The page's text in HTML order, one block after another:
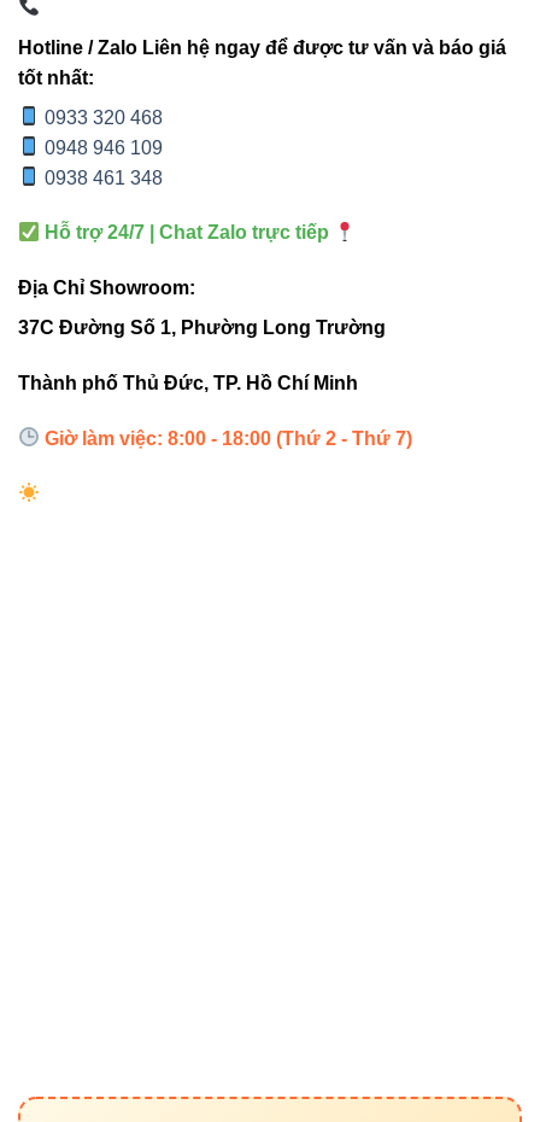
CRI >80 70-80
4. Hướng dẫn lắp đặt & sử dụng
Khoét lỗ âm trần đúng kích thước Ø160mm.
Lắp đèn cố định, tránh rung lắc hoặc hư hại chip
Kết hợp vớiĐèn led panel Vinaled
Đèn đường Vinaled
Hotline / Zalo Liên hệ ngay để được tư vấn và báo giá
tốt nhất:
0933 320 468
0948 946 109
0938 461 348
Hỗ trợ 24/7 | Chat Zalo trực tiếp
Địa Chỉ Showroom:
37C Đường Số 1, Phường Long Trường
Thành phố Thủ Đức, TP. Hồ Chí Minh
Giờ làm việc: 8:00 - 18:00 (Thứ 2 - Thứ 7)